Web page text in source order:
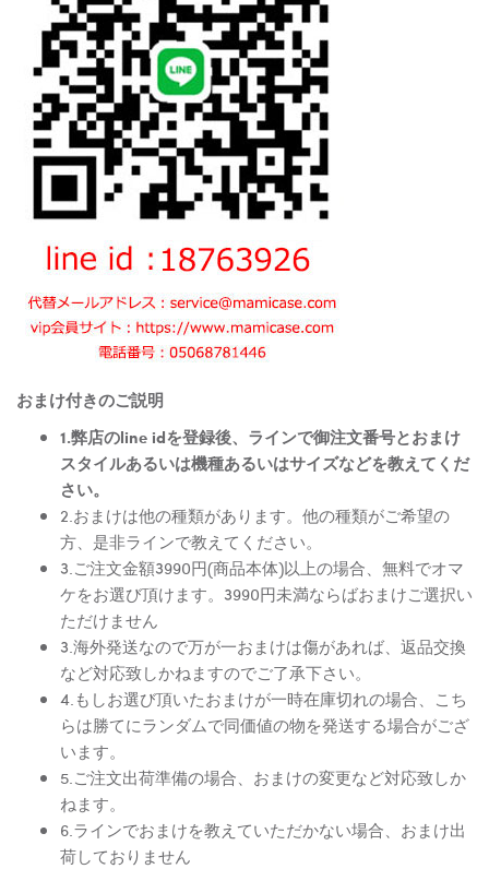
おまけ付きのご説明
1.弊店のline idを登録後、ラインで御注文番号とおまけ
スタイルあるいは機種あるいはサイズなどを教えてくだ
さい。
2.おまけは他の種類があります。他の種類がご希望の
方、是非ラインで教えてください。
3.ご注文金額3990円(商品本体)以上の場合、無料でオマ
ケをお選び頂けます。3990円未満ならばおまけご選択い
ただけません
3.海外発送なので万が一おまけは傷があれば、返品交換
など対応致しかねますのでご了承下さい。
4.もしお選び頂いたおまけが一時在庫切れの場合、こち
らは勝てにランダムで同価値の物を発送する場合がござ
います。
5.ご注文出荷準備の場合、おまけの変更など対応致しか
ねます。
6.ラインでおまけを教えていただかない場合、おまけ出
荷しておりません